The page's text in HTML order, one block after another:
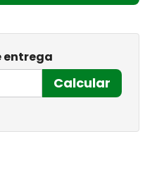
entrega
Calcular